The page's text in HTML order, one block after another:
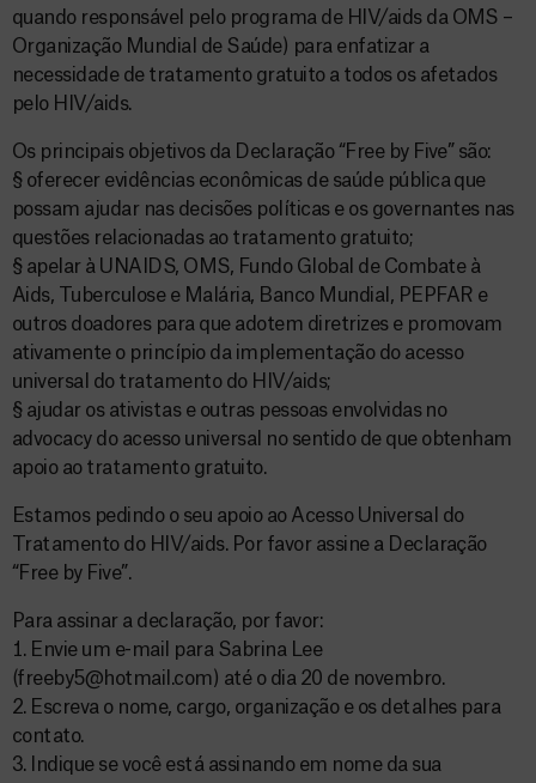
quando responsável pelo programa de HIV/aids da OMS –
Organização Mundial de Saúde) para enfatizar a
necessidade de tratamento gratuito a todos os afetados
pelo HIV/aids.
Os principais objetivos da Declaração “Free by Five” são:
§ oferecer evidências econômicas de saúde pública que
possam ajudar nas decisões políticas e os governantes nas
questões relacionadas ao tratamento gratuito;
§ apelar à UNAIDS, OMS, Fundo Global de Combate à
Aids, Tuberculose e Malária, Banco Mundial, PEPFAR e
outros doadores para que adotem diretrizes e promovam
ativamente o princípio da implementação do acesso
universal do tratamento do HIV/aids;
§ ajudar os ativistas e outras pessoas envolvidas no
advocacy do acesso universal no sentido de que obtenham
apoio ao tratamento gratuito.
Estamos pedindo o seu apoio ao Acesso Universal do
Tratamento do HIV/aids. Por favor assine a Declaração
“Free by Five”.
Para assinar a declaração, por favor:
1. Envie um e-mail para Sabrina Lee
(freeby5@hotmail.com) até o dia 20 de novembro.
2. Escreva o nome, cargo, organização e os detalhes para
contato.
3. Indique se você está assinando em nome da sua